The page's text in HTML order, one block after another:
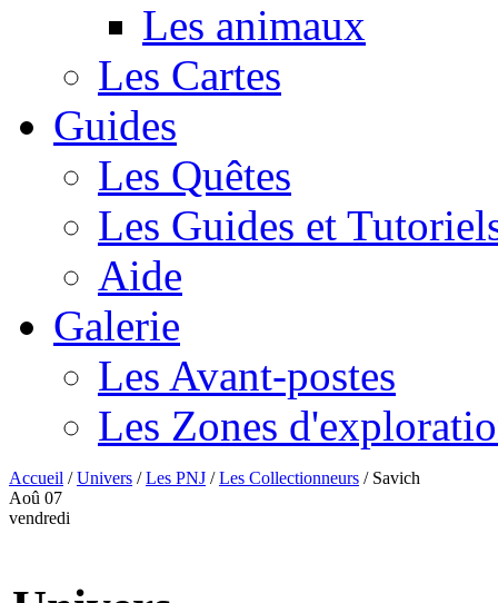
Les animaux
Les Cartes
Guides
Les Quêtes
Les Guides et
Aide
Galerie
Les Avant-postes
Les Zones
Accueil /Univers /Les PNJ /Les Collectionneurs / Savich
Aoû 07
vendredi